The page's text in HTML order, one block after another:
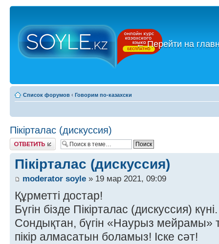
←Перейти на
Список форумов ‹ Говорим по-казахски
Пікірталас (дискуссия)
Ответить
Пікірталас (дискуссия)
moderator soyle » 19 мар 2021, 09:09
Құрметті достар!
Бүгін бізде Пікірталас (дискуссия) күні.
Сондықтан, бүгін «Наурыз мейрамы»
пікір алмасатын боламыз! Іске сәт!